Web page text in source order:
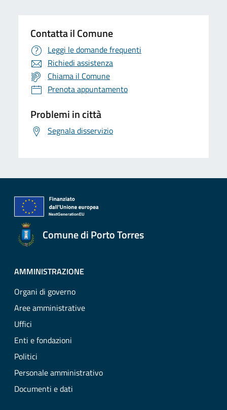
Contatta il Comune
Leggi le domande frequenti
Richiedi assistenza
Chiama il Comune
Prenota appuntamento
Problemi in città
Segnala disservizio
Comune di Porto Torres
AMMINISTRAZIONE
Organi di governo
Aree amministrative
Uffici
Enti e fondazioni
Politici
Personale amministrativo
Documenti e dati